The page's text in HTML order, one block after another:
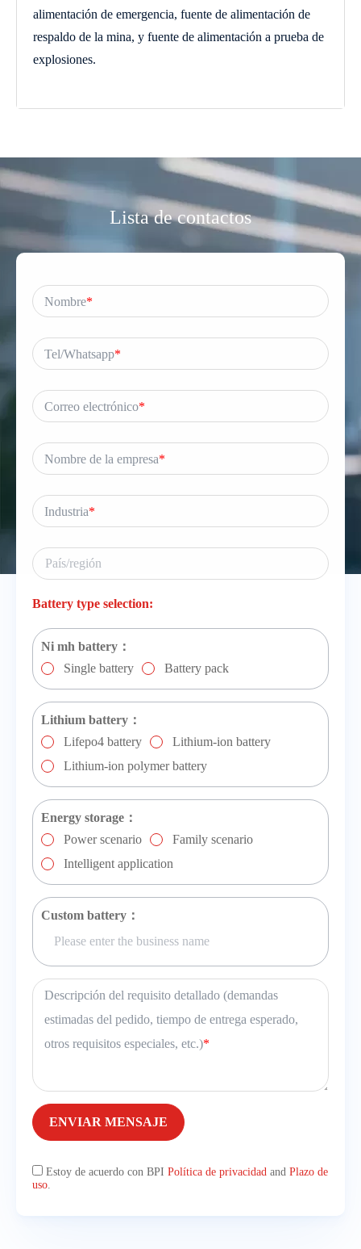
alimentación de emergencia, fuente de alimentación de
respaldo de la mina, y fuente de alimentación a prueba de
explosiones.
Lista de contactos
Nombre*
Tel/Whatsapp*
Correo electrónico*
Nombre de la empresa*
Industria*
Battery type selection:
Ni mh battery：
Single battery
Battery pack
Lithium battery：
Lifepo4 battery
Lithium-ion battery
Lithium-ion polymer battery
Energy storage：
Power scenario
Family scenario
Intelligent application
Custom battery：
Descripción del requisito detallado (demandas
estimadas del pedido, tiempo de entrega esperado,
otros requisitos especiales, etc.)*
ENVIAR MENSAJE
Estoy de acuerdo con BPI Política de privacidad and Plazo de
uso.